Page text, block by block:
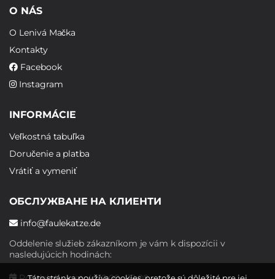
O NÁS
O Lenivá Mačka
Kontakty
Facebook
Instagram
INFORMÁCIE
Veľkostná tabuľka
Doručenie a platba
Vrátiť a vymeniť
ОБСЛУЖВАНЕ НА КЛИЕНТИ
info@faulekatze.de
Oddelenie služieb zákazníkom je vám k dispozícii v
nasledujúcich hodinách: